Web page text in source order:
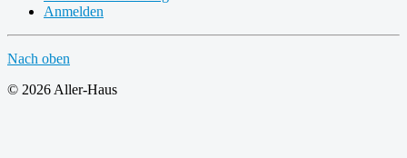
Anmelden
Nach oben
© 2026 Aller-Haus